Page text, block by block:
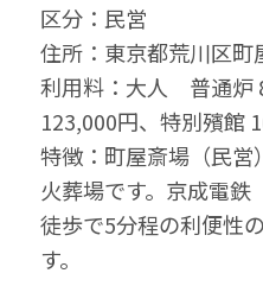
区分：民営
住所：東京都荒川区町
利⽤料：大人 普通炉
123,000円、特別殯館
特徴：町屋斎場（民営
火葬場です。京成電鉄
徒歩で5分程の利便性
す。